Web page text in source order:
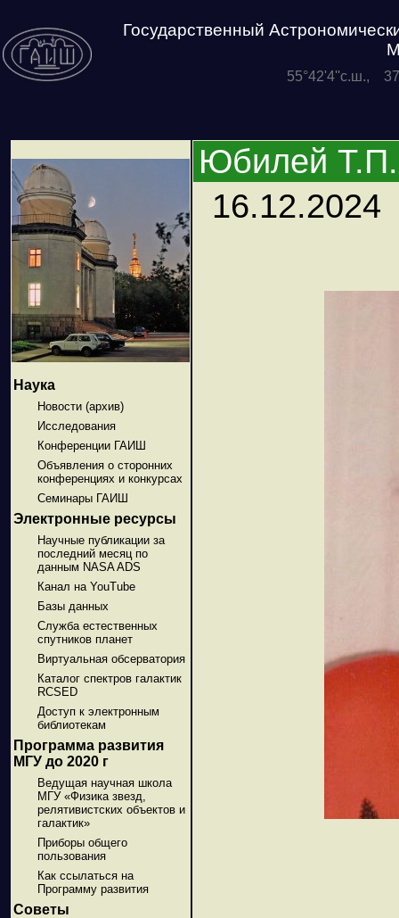
Государственный
55°42'4''с.ш.,
Наука
Новости (архив)
Исследования
Конференции ГАИШ
Объявления о сторонних
конференциях и конкурсах
Семинары ГАИШ
Электронные ресурсы
Научные публикации за
последний месяц по
данным NASA ADS
Канал на YouTube
Базы данных
Служба естественных
спутников планет
Виртуальная обсерватория
Каталог спектров галактик
RCSED
Доступ к электронным
библиотекам
Программа развития
МГУ до 2020 г
Ведущая научная школа
МГУ «Физика звезд,
релятивистских объектов и
галактик»
Приборы общего
пользования
Как ссылаться на
Программу развития
Советы
Юбилей
16.12.2024